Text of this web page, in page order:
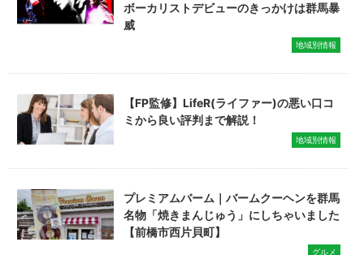
ボーカリストデビューのきっかけは群馬暴
威
地域別情報
【FP監修】LifeR(ライファー)の悪い口コ
ミから良い評判まで解説！
地域別情報
プレミアムバーム｜バームクーヘンを群馬
名物「焼きまんじゅう」にしちゃいました
【前橋市西片貝町】
グルメ